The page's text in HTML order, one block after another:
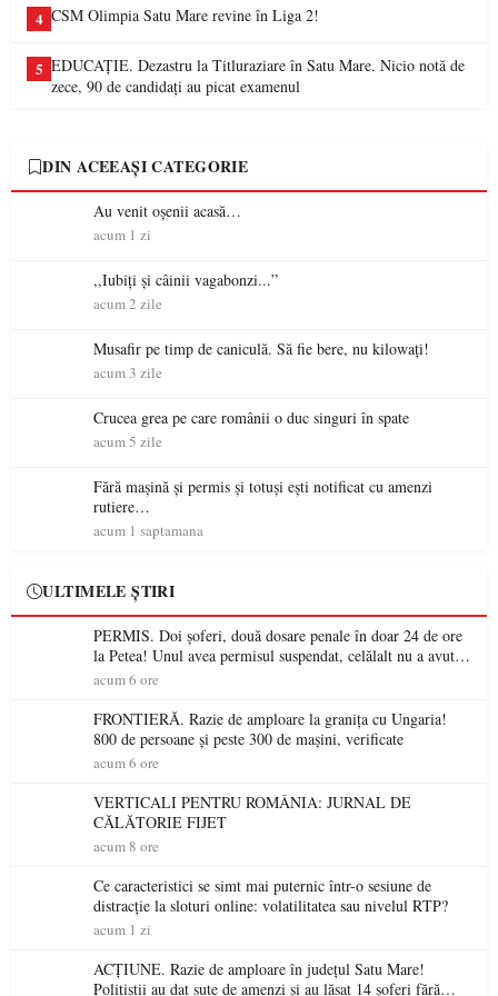
4 CSM Olimpia Satu Mare revine în Liga 2!
5 EDUCAȚIE. Dezastru la Titluraziare în Satu Mare. Nicio notă de
zece, 90 de candidați au picat examenul
DIN ACEEAȘI CATEGORIE
Au venit oșenii acasă…
acum 1 zi
,,Iubiți și câinii vagabonzi...”
acum 2 zile
Musafir pe timp de caniculă. Să fie bere, nu kilowați!
acum 3 zile
Crucea grea pe care românii o duc singuri în spate
acum 5 zile
Fără mașină și permis și totuși ești notificat cu amenzi
rutiere…
acum 1 saptamana
ULTIMELE ȘTIRI
PERMIS. Doi șoferi, două dosare penale în doar 24 de ore
la Petea! Unul avea permisul suspendat, celălalt nu a avut
niciodată permis
acum 6 ore
FRONTIERĂ. Razie de amploare la granița cu Ungaria!
800 de persoane și peste 300 de mașini, verificate
acum 6 ore
VERTICALI PENTRU ROMÂNIA: JURNAL DE
CĂLĂTORIE FIJET
acum 8 ore
Ce caracteristici se simt mai puternic într-o sesiune de
distracție la sloturi online: volatilitatea sau nivelul RTP?
acum 1 zi
ACȚIUNE. Razie de amploare în județul Satu Mare!
Polițiștii au dat sute de amenzi și au lăsat 14 șoferi fără